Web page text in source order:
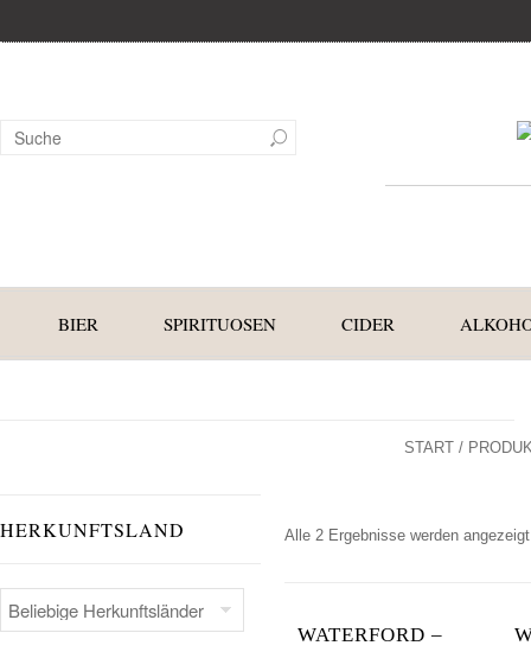
BIER SPIRITUOSEN CIDER
START /
HERKUNFTSLAND Alle 2 Ergebnisse werden angezeigt
WATERFORD –